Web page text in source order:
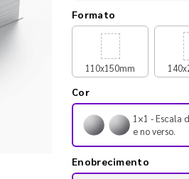
Formato
110x150mm
Cor
1×1 - Escala
e no verso.
Enobrecimento